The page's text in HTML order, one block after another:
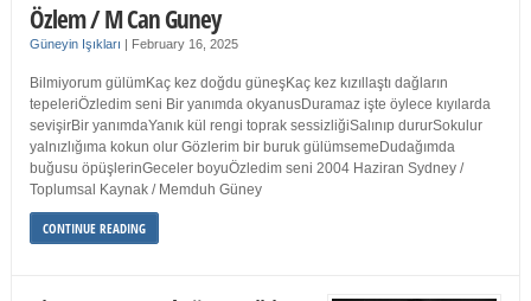
Özlem / M Can Guney
Güneyin Işıkları | February 16, 2025
Bilmiyorum gülümKaç kez doğdu güneşKaç kez kızıllaştı dağların
tepeleriÖzledim seni Bir yanımda okyanusDuramaz işte öylece kıyılarda
sevişirBir yanımdaYanık kül rengi toprak sessizliğiSalınıp dururSokulur
yalnızlığıma kokun olur Gözlerim bir buruk gülümsemeDudağımda
buğusu öpüşlerinGeceler boyuÖzledim seni 2004 Haziran Sydney /
Toplumsal Kaynak / Memduh Güney
CONTINUE READING